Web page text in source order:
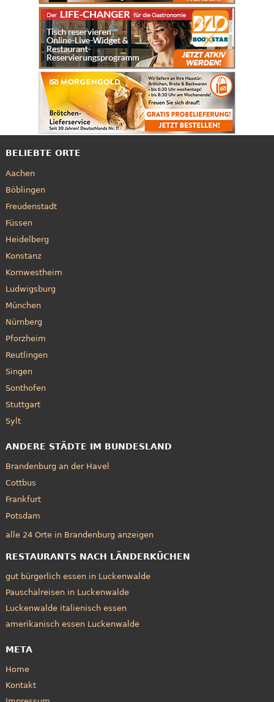
BELIEBTE ORTE
Aachen
Böblingen
Freudenstadt
Füssen
Heidelberg
Konstanz
Kornwestheim
Ludwigsburg
München
Nürnberg
Pforzheim
Reutlingen
Singen
Sonthofen
Stuttgart
Sylt
ANDERE STÄDTE IM BUNDESLAND
Brandenburg an der Havel
Cottbus
Frankfurt
Potsdam
alle 24 Orte in Brandenburg anzeigen
RESTAURANTS NACH LÄNDERKÜCHEN
gut bürgerlich essen in Luckenwalde
Pauschalreisen in Luckenwalde
Luckenwalde italienisch essen
amerikanisch essen Luckenwalde
META
Home
Kontakt